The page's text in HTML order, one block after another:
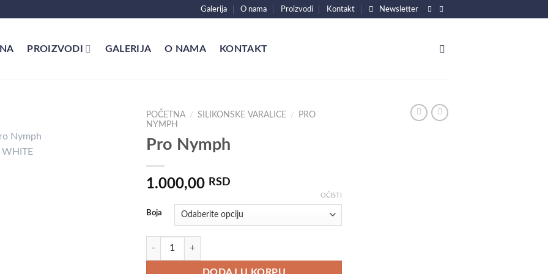
Galerija O nama Proizvodi Kontakt Newsletter
PROIZVODI GALERIJA O NAMA KONTAKT
POČETNA / SILIKONSKE VARALICE /
PRO
NYMPH
Pro Nymph
1.000,00 RSD
Boja
OČISTI
Pro Nymph količina